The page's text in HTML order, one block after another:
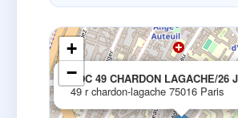
SDC 49 CHARDON LAGACHE/26
49 r chardon-lagache 75016 Paris
+
−